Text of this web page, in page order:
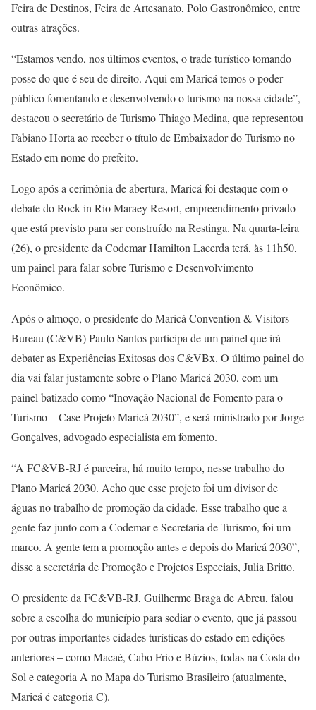
Feira de Destinos, Feira de Artesanato, Polo Gastronômico, entre
outras atrações.
“Estamos vendo, nos últimos eventos, o trade turístico tomando
posse do que é seu de direito. Aqui em Maricá temos o poder
público fomentando e desenvolvendo o turismo na nossa cidade”,
destacou o secretário de Turismo Thiago Medina, que representou
Fabiano Horta ao receber o título de Embaixador do Turismo no
Estado em nome do prefeito.
Logo após a cerimônia de abertura, Maricá foi destaque com o
debate do Rock in Rio Maraey Resort, empreendimento privado
que está previsto para ser construído na Restinga. Na quarta-feira
(26), o presidente da Codemar Hamilton Lacerda terá, às 11h50,
um painel para falar sobre Turismo e Desenvolvimento
Econômico.
Após o almoço, o presidente do Maricá Convention & Visitors
Bureau (C&VB) Paulo Santos participa de um painel que irá
debater as Experiências Exitosas dos C&VBx. O último painel do
dia vai falar justamente sobre o Plano Maricá 2030, com um
painel batizado como “Inovação Nacional de Fomento para o
Turismo – Case Projeto Maricá 2030”, e será ministrado por Jorge
Gonçalves, advogado especialista em fomento.
“A FC&VB-RJ é parceira, há muito tempo, nesse trabalho do
Plano Maricá 2030. Acho que esse projeto foi um divisor de
águas no trabalho de promoção da cidade. Esse trabalho que a
gente faz junto com a Codemar e Secretaria de Turismo, foi um
marco. A gente tem a promoção antes e depois do Maricá 2030”,
disse a secretária de Promoção e Projetos Especiais, Julia Britto.
O presidente da FC&VB-RJ, Guilherme Braga de Abreu, falou
sobre a escolha do município para sediar o evento, que já passou
por outras importantes cidades turísticas do estado em edições
anteriores – como Macaé, Cabo Frio e Búzios, todas na Costa do
Sol e categoria A no Mapa do Turismo Brasileiro (atualmente,
Maricá é categoria C).